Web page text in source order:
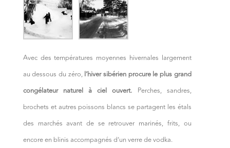
Avec des températures moyennes hivernales largement
au dessous du zéro, l’hiver sibérien procure le plus grand
congélateur naturel à ciel ouvert. Perches, sandres,
brochets et autres poissons blancs se partagent les étals
des marchés avant de se retrouver marinés, frits, ou
encore en blinis accompagnés d’un verre de vodka.